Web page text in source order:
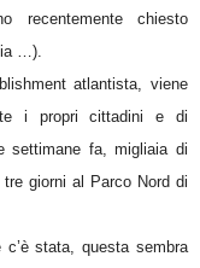
recentemente chiesto
…).
atlantista, viene
i propri cittadini e di
settimane fa, migliaia di
giorni al Parco Nord di
stata, questa sembra